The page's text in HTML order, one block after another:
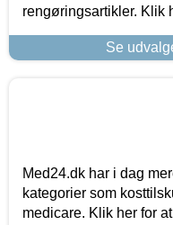
rengøringsartikler. Klik
Se
Med24.dk har i dag
kategorier som
medicare. Klik her for